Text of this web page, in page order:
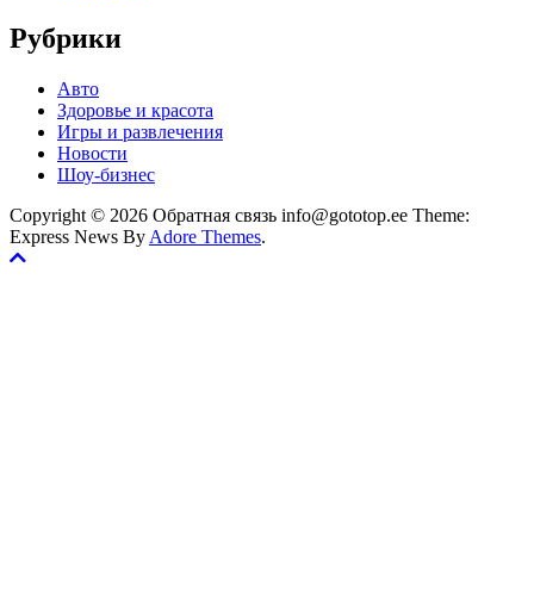
Рубрики
Авто
Здоровье и красота
Игры и развлечения
Новости
Шоу-бизнес
Copyright © 2026 Обратная связь info@gototop.ee Theme:
Express News By Adore Themes.